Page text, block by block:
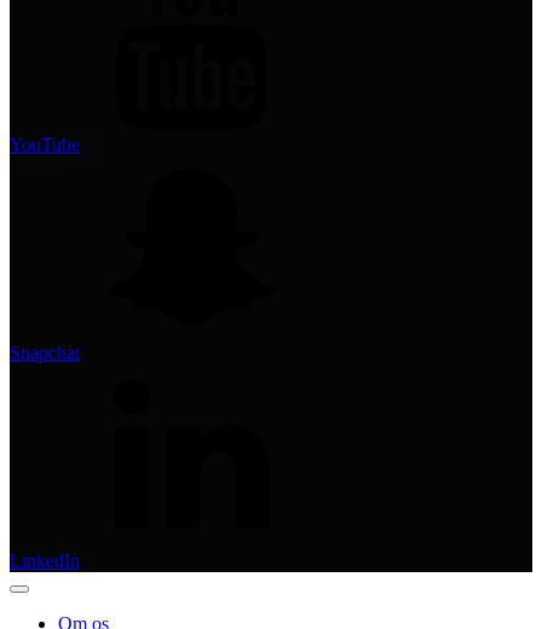
YouTube
Snapchat
LinkedIn
Om os